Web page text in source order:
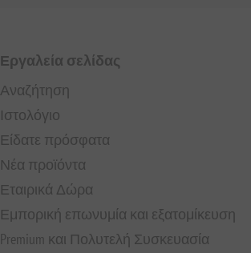
Εργαλεία σελίδας
Αναζήτηση
Ιστολόγιο
Είδατε πρόσφατα
Νέα προϊόντα
Εταιρικά Δώρα
Εμπορική επωνυμία και εξατομίκευση
Premium και Πολυτελή Συσκευασία